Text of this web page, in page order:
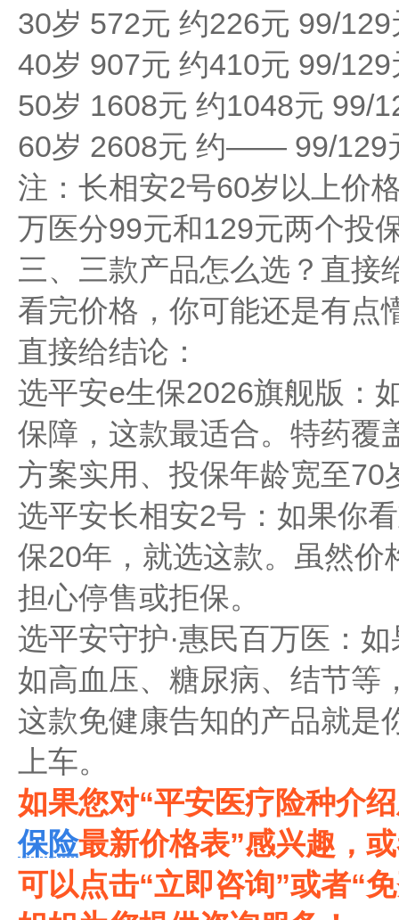
30岁 572元 约226元 99/
40岁 907元 约410元 99/129
50岁 1608元 约1048元 99/
60岁 2608元 约—— 99/129
注：长相安2号60岁以上价
万医分99元和129元两个投
三、三款产品怎么选？直接
看完价格，你可能还是有点
直接给结论：
选平安e生保2026旗舰版：
保障，这款最适合。特药覆
方案实用、投保年龄宽至
选平安长相安2号：如果你
保20年，就选这款。虽然
担心停售或拒保。
选平安守护·惠民百万医：
如高血压、糖尿病、结节等
这款免健康告知的产品就是
上车。
如果您对“平安医疗险种介
保险最新价格表‌‌”感兴趣，
可以点击“立即咨询”或者“